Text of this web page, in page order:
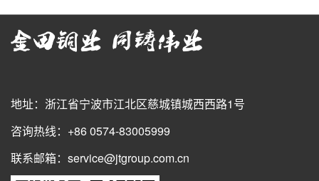
地址：浙江省宁波市江北区慈城镇城西西路1号
咨询热线：+86 0574-83005999
联系邮箱：service@jtgroup.com.cn